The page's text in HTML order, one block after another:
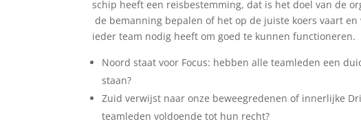
schip heeft een reisbestemming, dat is het doel van de
de bemanning bepalen of het op de juiste koers vaart
ieder team nodig heeft om goed te kunnen functioneren.
Noord staat voor Focus: hebben alle teamleden een
staan?
Zuid verwijst naar onze beweegredenen of innerlijke
teamleden voldoende tot hun recht?